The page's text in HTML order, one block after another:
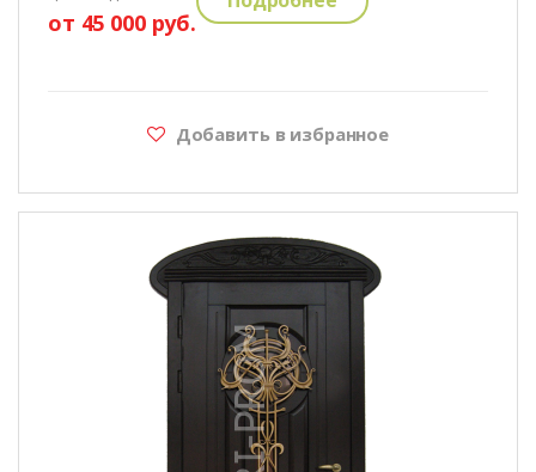
от 45 000 руб.
Добавить в избранное